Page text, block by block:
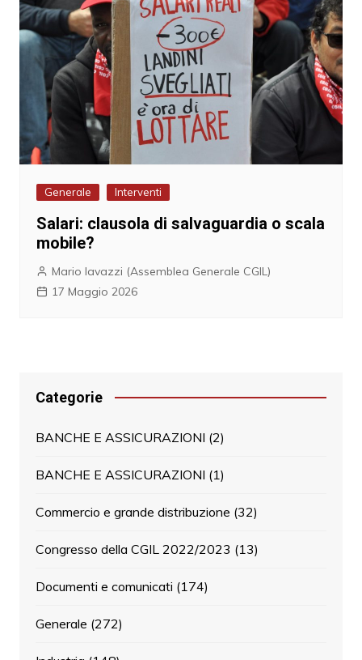
Generale Interventi
Salari: clausola di salvaguardia o scala
mobile?
Mario Iavazzi (Assemblea Generale CGIL)
17 Maggio 2026
Categorie
BANCHE E ASSICURAZIONI (2)
BANCHE E ASSICURAZIONI (1)
Commercio e grande distribuzione (32)
Congresso della CGIL 2022/2023 (13)
Documenti e comunicati (174)
Generale (272)